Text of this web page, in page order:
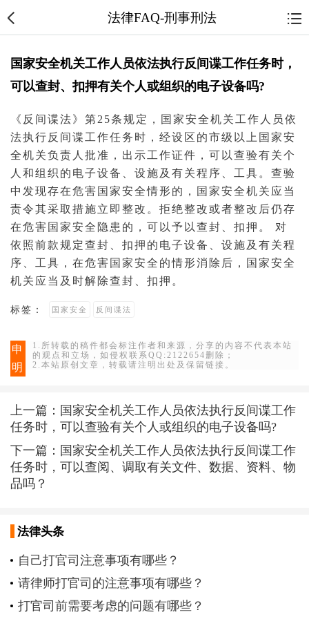
法律FAQ-刑事刑法
国家安全机关工作人员依法执行反间谍工作任务时，
可以查封、扣押有关个人或组织的电子设备吗?
《 反间谍法》第25条规定， 国家安全机关工作人员依
法执行反 间谍 工作任务时，经设区的市级以上国家安
全机关负责人批准，出示工作证件，可以查验有关个
人和组织的电子设备、设施及有关程序、工具。查验
中发现存在危害国家安全情形的，国家安全机关应当
责令其采取措施立即整改。拒绝整改或者整改后仍存
在危害国家安全隐患的，可以予以查封
、扣押。 对
依照前款规定查封、扣押的电子设备、设施及有关程
序、工具，在危害国家安全的情形消除后，国家安全
机关应当及时解除查封、扣押。
标签： 国家安全 反间谍法
申
明
1.所转载的稿件都会标注作者和来源，分享的内容不代表本站
的观点和立场，如侵权联系QQ:2122654删除；
2.本站原创文章，转载请注明出处及保留链接。
上一篇： 国家安全机关工作人员依法执行反间谍工作
任务时，可以查验有关个人或组织的电子设备吗?
下一篇： 国家安全机关工作人员依法执行反间谍工作
任务时，可以查阅、调取有关文件、数据、资料、物
品吗？
法律头条
自己打官司注意事项有哪些？
请律师打官司的注意事项有哪些？
打官司前需要考虑的问题有哪些？